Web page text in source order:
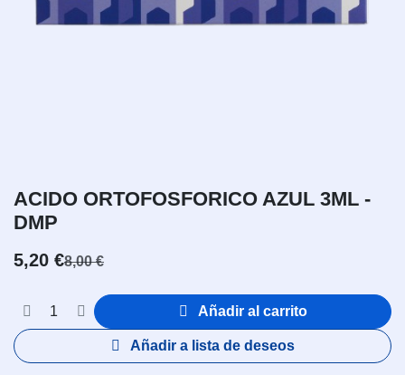
ACIDO ORTOFOSFORICO AZUL 3ML -
DMP
5,20 €8,00€
Añadir al carrito
Añadir a lista de deseos